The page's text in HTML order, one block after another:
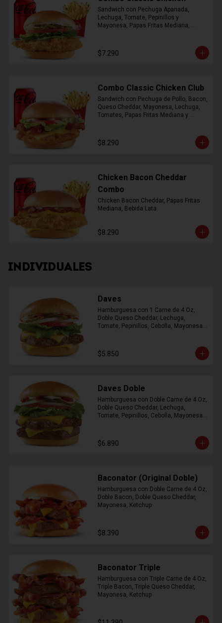
Sandwich con Pechuga Apanada,
Lechuga, Tomate, Pepinillos y
Mayonesa, Papas Fritas Mediana,
$7.290
Combo Classic Chicken Club
Sandwich con Pechuga de Pollo, Bacon,
Queso Cheddar, Mayonesa, Lechuga,
Tomates, Papas Fritas Mediana y
$8.290
Chicken Bacon Cheddar
Combo
Chicken Bacon Cheddar, Papas Fritas
Mediana, Bebida Lata
$8.290
INDIVIDUALES
Daves
Hamburguesa con 1 Carne de 4 Oz,
Doble Queso Cheddar, Lechuga,
Tomate, Pepinillos, Cebolla, Mayonesa,
$5.850
Daves Doble
Hamburguesa con Doble Carne de 4 Oz,
Doble Queso Cheddar, Lechuga,
Tomate, Pepinillos, Cebolla, Mayonesa,
$6.890
Baconator (Original Doble)
Hamburguesa con Doble Carne de 4 Oz,
Doble Bacon, Doble Queso Cheddar,
Mayonesa, Ketchup
$8.390
Baconator Triple
Hamburguesa con Triple Carne de 4 Oz,
Triple Bacon, Triple Queso Cheddar,
Mayonesa, Ketchup